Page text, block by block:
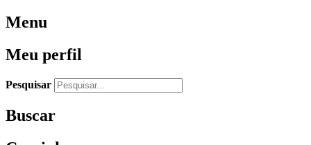
Menu
Meu perfil
Pesquisar
Buscar